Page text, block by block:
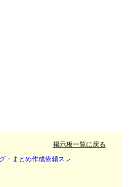
掲示板一覧に戻る
・まとめ作成依頼スレ